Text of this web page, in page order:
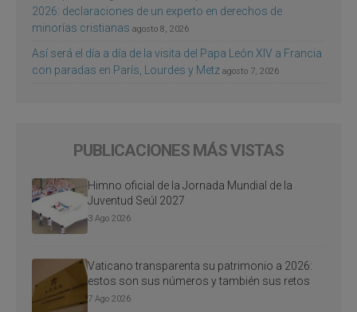
2026: declaraciones de un experto en derechos de
minorías cristianas agosto 8, 2026
Así será el día a día de la visita del Papa León XIV a Francia
con paradas en París, Lourdes y Metz agosto 7, 2026
PUBLICACIONES MÁS VISTAS
Himno oficial de la Jornada Mundial de la
Juventud Seúl 2027
3 Ago 2026
Vaticano transparenta su patrimonio a 2026:
estos son sus números y también sus retos
7 Ago 2026